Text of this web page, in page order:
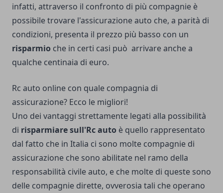
infatti, attraverso il confronto di più compagnie è
possibile trovare l'assicurazione auto che, a parità di
condizioni, presenta il prezzo più basso con un
risparmio che in certi casi può arrivare anche a
qualche centinaia di euro.
Rc auto online con quale compagnia di
assicurazione? Ecco le migliori!
Uno dei vantaggi strettamente legati alla possibilità
di risparmiare sull'Rc auto è quello rappresentato
dal fatto che in Italia ci sono molte compagnie di
assicurazione che sono abilitate nel ramo della
responsabilità civile auto, e che molte di queste sono
delle compagnie dirette, ovverosia tali che operano